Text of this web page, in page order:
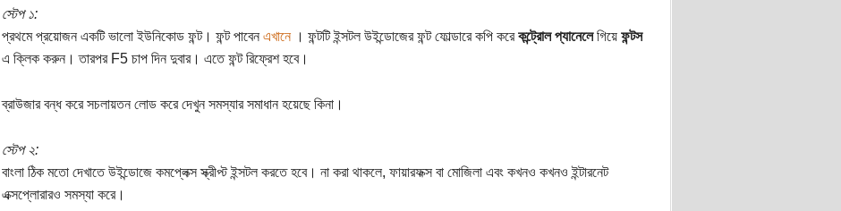
স্টেপ ১:
প্রথমে প্রয়োজন একটি ভালো ইউনিকোড ফন্ট। ফন্ট পাবেন এখানে । ফন্টটি ইন্সটল উইন্ডোজের ফন্ট ফোল্ডারে কপি করেকন্ট্রোল প্যানেলেগিয়ে ফন্টস
এ ক্লিক করুন। তারপর F5 চাপ দিন দুবার। এতে ফন্ট রিফ্রেশ হবে।
ব্রাউজার বন্ধ করে সচলায়তন লোড করে দেখুন সমস্যার সমাধান হয়েছে কিনা।
স্টেপ ২:
বাংলা ঠিক মতো দেখাতে উইন্ডোজে কমপ্লেক্স স্ক্রীপ্ট ইন্সটল করতে হবে। না করা থাকলে, ফায়ারফক্স বা মোজিলা এবং কখনও কখনও ইন্টারনেট
এক্সপ্লোরারও সমস্যা করে।